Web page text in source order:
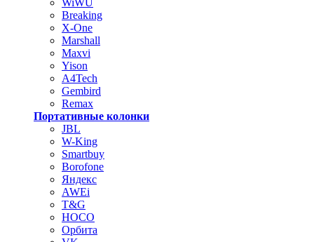
WiWU
Breaking
X-One
Marshall
Maxvi
Yison
A4Tech
Gembird
Remax
Портативные колонки
JBL
W-King
Smartbuy
Borofone
Яндекс
AWEi
T&G
HOCO
Орбита